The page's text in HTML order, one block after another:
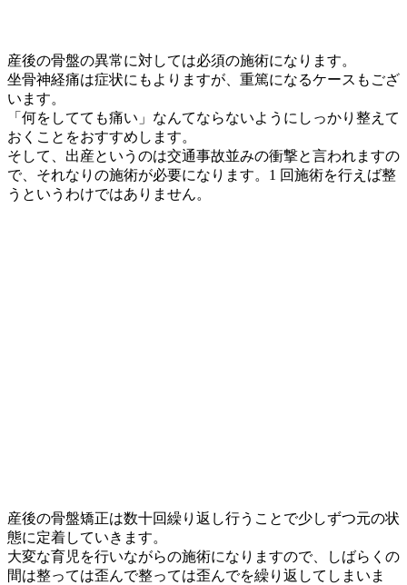
産後の骨盤の異常に対しては必須の施術になります。
坐骨神経痛は症状にもよりますが、重篤になるケースもござ
います。
「何をしてても痛い」なんてならないようにしっかり整えて
おくことをおすすめします。
そして、出産というのは交通事故並みの衝撃と言われますの
で、それなりの施術が必要になります。1 回施術を行えば整
うというわけではありません。
産後の骨盤矯正は数十回繰り返し行うことで少しずつ元の状
態に定着していきます。
大変な育児を行いながらの施術になりますので、しばらくの
間は整っては歪んで整っては歪んでを繰り返してしまいま